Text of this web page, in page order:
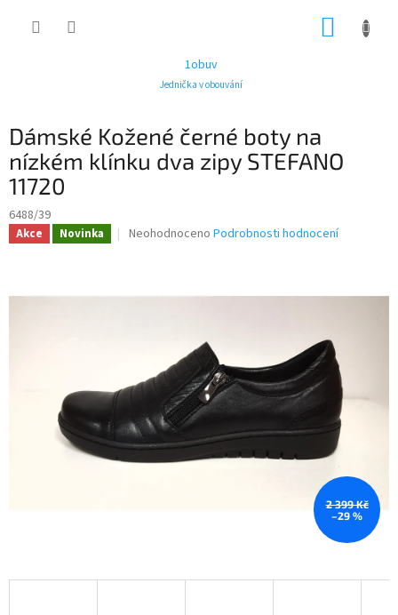
1obuv
Jednička v obouvání
Dámské Kožené černé boty na
nízkém klínku dva zipy STEFANO
11720
6488/39
Akce Novinka
Průměrné
0,0
Neohodnoceno Podrobnosti hodnocení
2 399 Kč
–29 %